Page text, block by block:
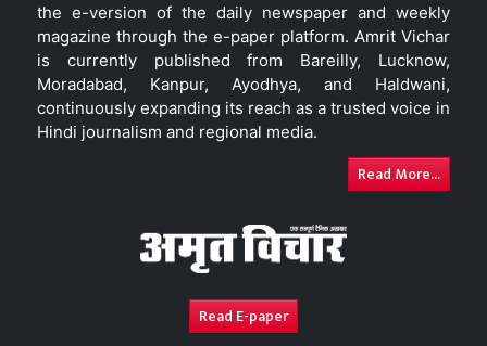
the e-version of the daily newspaper and weekly
magazine through the e-paper platform. Amrit Vichar
is currently published from Bareilly, Lucknow,
Moradabad, Kanpur, Ayodhya, and Haldwani,
continuously expanding its reach as a trusted voice in
Hindi journalism and regional media.
Read More...
Read E-paper